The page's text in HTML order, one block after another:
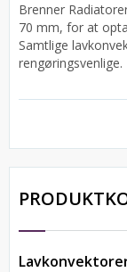
Brenner
70 mm, for at
Samtlige
rengøringsvenlige.